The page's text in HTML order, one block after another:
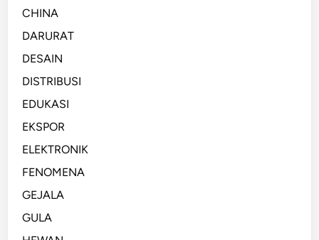
CHINA
DARURAT
DESAIN
DISTRIBUSI
EDUKASI
EKSPOR
ELEKTRONIK
FENOMENA
GEJALA
GULA